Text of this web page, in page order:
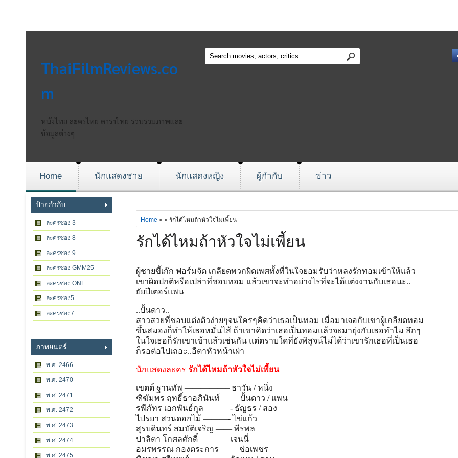
ThaiFilmReviews.co
m
หนังไทย ละครไทย ดาราไทย รวบรวมภาพและ
ข้อมูลต่างๆ
Home นักแสดงชาย นักแสดงหญิง ผู้กำกับ ข่าว
ป้ายกำกับ
ละครช่อง 3
ละครช่อง 8
ละครช่อง 9
ละครช่อง GMM25
ละครช่อง ONE
ละครช่อง5
ละครช่อง7
ภาพยนตร์
พ.ศ. 2466
พ.ศ. 2470
พ.ศ. 2471
พ.ศ. 2472
พ.ศ. 2473
พ.ศ. 2474
พ.ศ. 2475
Home » » รักได้ไหมถ้าหัวใจไม่เพี้ยน
รักได้ไหมถ้าหัวใจไม่เพี้ยน
ผู้ชายขี้เก๊ก ฟอร์มจัด เกลียดพวกผิดเพศทั้งที่ในใจยอมรับว่าหลงรักทอมเข้าให้แล้ว
เขาผิดปกติหรือเปล่าที่ชอบทอม แล้วเขาจะทำอย่างไรที่จะได้แต่งงานกับเธอนะ..
ยัยปีเตอร์แพน
..ปั้นดาว..
สาวสวยที่ชอบแต่งตัวง่ายๆจนใครๆคิดว่าเธอเป็นทอม เมื่อมาเจอกับเขาผู้เกลียดทอม
ขึ้นสมองก็ทำให้เธอหมั่นไส้ ถ้าเขาคิดว่าเธอเป็นทอมแล้วจะมายุ่งกับเธอทำไม ลึกๆ
ในใจเธอก็รักเขาเข้าแล้วเช่นกัน แต่ตราบใดที่ยังพิสูจน์ไม่ได้ว่าเขารักเธอที่เป็นเธอ
ก็รอต่อไปเถอะ..อีตาหัวหน้าเผ่า
นักแสดงละคร รักได้ไหมถ้าหัวใจไม่เพี้ยน
เขตต์ ฐานทัพ —————– ธาวัน / หนึ่ง
ฑิฆัมพร ฤทธิ์ธาอภินันท์ —— ปั้นดาว / แพน
รพีภัทร เอกพันธ์กุล ———- ธัญธร / สอง
ไปรยา สวนดอกไม้ ———- ไข่แก้ว
สุรบดินทร์ สมบัติเจริญ —— พีรพล
ปาลิตา โกศลศักดิ์ ———– เจนนี่
อมรพรรณ กองตระการ —— ช่อเพชร